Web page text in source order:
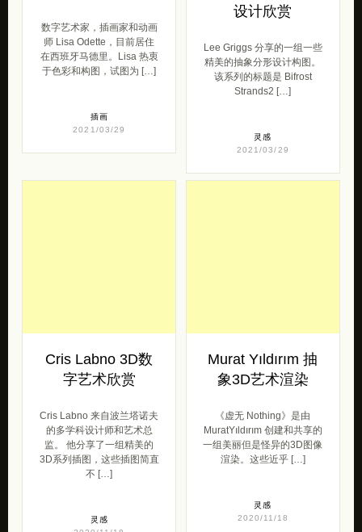
数字艺术家，插画家和动画
师 Lisa Odette，目前居住
在西班牙马德里。Lisa 热衷
于色彩和构图，试图为 […]
插画
2021/03/29
设计欣赏
Lee Griggs 分享的一组一些
精美的抽象分形设计构图。
该系列的标题是 Bifrost
Strands2 […]
灵感
2021/03/29
Cris Labno 3D数
字艺术欣赏
Cris Labno 来自波兰塔诺夫
的多学科设计师和艺术总
监。 他分享了一组精美的
3D系列插图，这些插图简直
不 […]
灵感
Murat Yıldırım 抽
象3D艺术渲染
《虚无 Nothing》是由
MuratYıldırım 创建和共享的
一组美丽但是怪异的3D图像
渲染。这些近乎 […]
灵感
2020/11/18